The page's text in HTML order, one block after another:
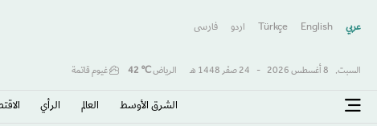
عربي English
Türkçe اردو فارسى
السبت, 8 أغسطس 2026 - 24 صفَر 1448 هـ الرياض℃
42 غيوم قاتمة
الشرق الأوسط​ العالم الرأي